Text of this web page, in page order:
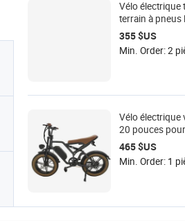
Vélo électrique
terrain à pneus
355 $US
Min. Order: 2
Vélo électrique
20 pouces
motoneige
cyclomoteur
465 $US
Min. Order: 1